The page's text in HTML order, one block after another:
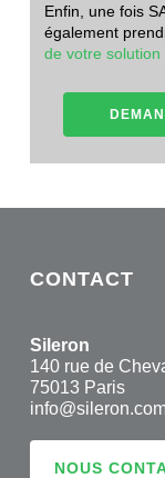
Enfin, une fois
également
de votre solution
CONTACT
Sileron
140 rue de
75013 Paris
NOUS